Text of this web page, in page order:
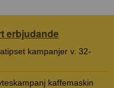
erbjudande
kampanjer v. 32-
kaffemaskin